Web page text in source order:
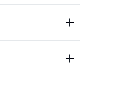
ที่ 3.6 GHz และ
รีส์ 8000
และอุปกรณ์ Elastic
Lake และการ
ต่อจริงกับโฮสต์